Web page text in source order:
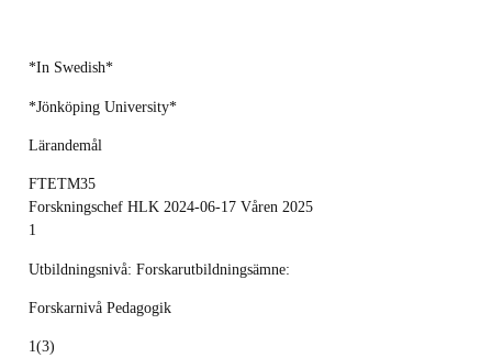
*In Swedish*
*Jönköping University*
Lärandemål
FTETM35
Forskningschef HLK 2024-06-17 Våren 2025
1
Utbildningsnivå: Forskarutbildningsämne:
Forskarnivå Pedagogik
1(3)